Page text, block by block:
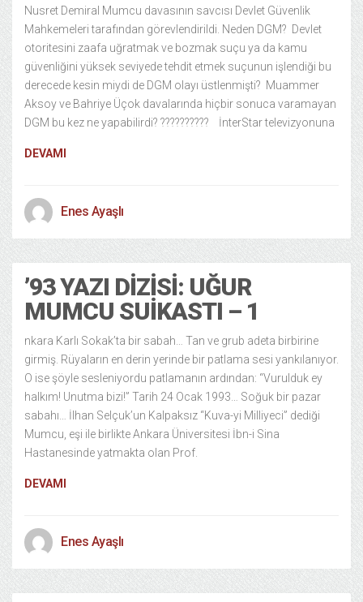
Nusret Demiral Mumcu davasının savcısı Devlet Güvenlik
Mahkemeleri tarafından görevlendirildi. Neden DGM? Devlet
otoritesini zaafa uğratmak ve bozmak suçu ya da kamu
güvenliğini yüksek seviyede tehdit etmek suçunun işlendiği bu
derecede kesin miydi de DGM olayı üstlenmişti? Muammer
Aksoy ve Bahriye Üçok davalarında hiçbir sonuca varamayan
DGM bu kez ne yapabilirdi? ?????????? İnterStar televizyonuna
DEVAMI
Enes Ayaşlı
’93 YAZI DIZISI: UĞUR
MUMCU SUIKASTI – 1
nkara Karlı Sokak’ta bir sabah… Tan ve grub adeta birbirine
girmiş. Rüyaların en derin yerinde bir patlama sesi yankılanıyor.
O ise şöyle sesleniyordu patlamanın ardından: “Vurulduk ey
halkım! Unutma bizi!” Tarih 24 Ocak 1993… Soğuk bir pazar
sabahı… İlhan Selçuk’un Kalpaksız “Kuva-yi Milliyeci” dediği
Mumcu, eşi ile birlikte Ankara Üniversitesi İbn-i Sina
Hastanesinde yatmakta olan Prof.
DEVAMI
Enes Ayaşlı